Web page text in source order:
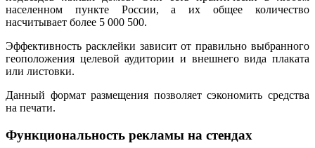
населенном пункте России, а их общее количество
насчитывает более 5 000 500.
Эффективность расклейки зависит от правильно выбранного
геоположения целевой аудитории и внешнего вида плаката
или листовки.
Данный формат размещения позволяет сэкономить средства
на печати.
Функциональность рекламы на стендах